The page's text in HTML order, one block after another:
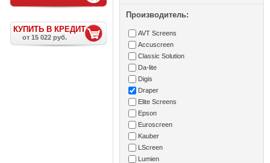
КУПИТЬ В КРЕДИТ
от 15 022 руб.
Производитель:
AVT Screens
Accuscreen
Classic Solution
Da-lite
Digis
Draper
Elite Screens
Epson
Euroscreen
Kauber
LScreen
Lumien